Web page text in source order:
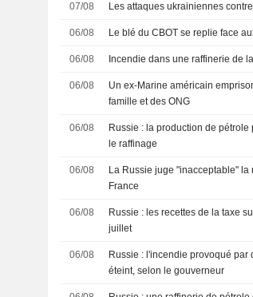
07/08 Les attaques ukrainiennes
06/08 Le blé du CBOT se replie face
06/08 Incendie dans une raffinerie de
06/08
Un ex-Marine américain
famille et des ONG
06/08
Russie : la production de
le raffinage
06/08
La Russie juge "inacceptable"
France
06/08
Russie : les recettes de la taxe
juillet
06/08
Russie : l'incendie provoqué par
éteint, selon le gouverneur